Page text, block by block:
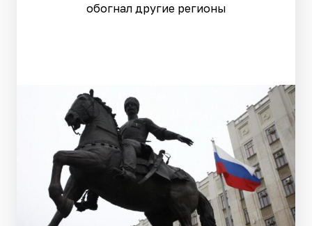
обогнал другие регионы